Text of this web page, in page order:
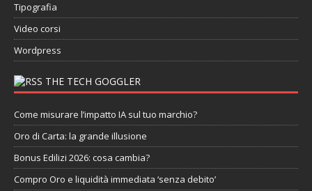
Tipografia
Video corsi
Wordpress
THE TECH GOGGLER
Come misurare l’impatto IA sul tuo marchio?
Oro di Carta: la grande illusione
Bonus Edilizi 2026: cosa cambia?
Compro Oro e liquidità immediata ‘senza debito’